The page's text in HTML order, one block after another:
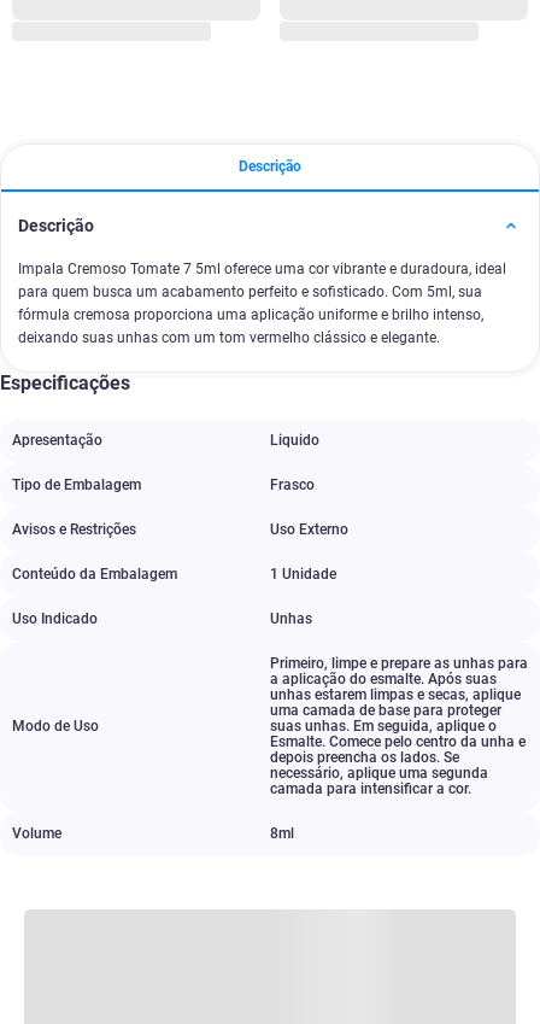
Descrição
Descrição
Impala Cremoso Tomate 7 5ml oferece uma cor vibrante e duradoura, ideal
para quem busca um acabamento perfeito e sofisticado. Com 5ml, sua
fórmula cremosa proporciona uma aplicação uniforme e brilho intenso,
deixando suas unhas com um tom vermelho clássico e elegante.
Especificações
Apresentação Liquido
Tipo de Embalagem Frasco
Avisos e Restrições Uso Externo
Conteúdo da Embalagem 1 Unidade
Uso Indicado Unhas
Modo de Uso
Primeiro, limpe e prepare as unhas para
a aplicação do esmalte. Após suas
unhas estarem limpas e secas, aplique
uma camada de base para proteger
suas unhas. Em seguida, aplique o
Esmalte. Comece pelo centro da unha e
depois preencha os lados. Se
necessário, aplique uma segunda
camada para intensificar a cor.
Volume 8ml